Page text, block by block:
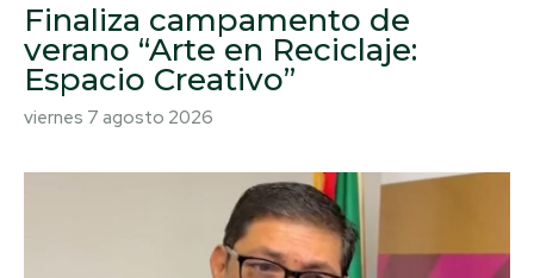
Finaliza campamento de
verano “Arte en Reciclaje:
Espacio Creativo”
viernes 7 agosto 2026